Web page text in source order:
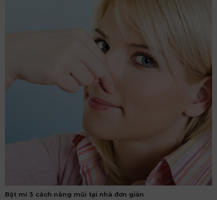
Bật mí 3 cách nâng mũi tại nhà đơn giản